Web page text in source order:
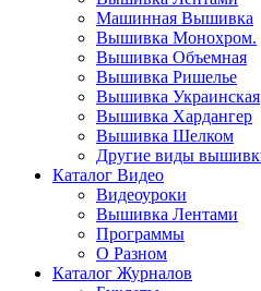
Машинная Вышивка
Вышивка Монохром.
Вышивка Объемная
Вышивка Ришелье
Вышивка Украинская
Вышивка Хардангер
Вышивка Шелком
Другие виды
Каталог Видео
Видеоуроки
Вышивка Лентами
Программы
О Разном
Каталог Журналов